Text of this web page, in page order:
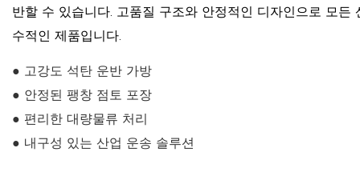
반할 수 있습니다. 고품질 구조와 안정적인 디자인으로 모든
수적인 제품입니다.
● 고강도 석탄 운반 가방
● 안정된 팽창 점토 포장
● 편리한 대량물류 처리
● 내구성 있는 산업 운송 솔루션